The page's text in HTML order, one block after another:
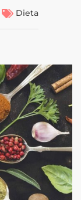
Dieta